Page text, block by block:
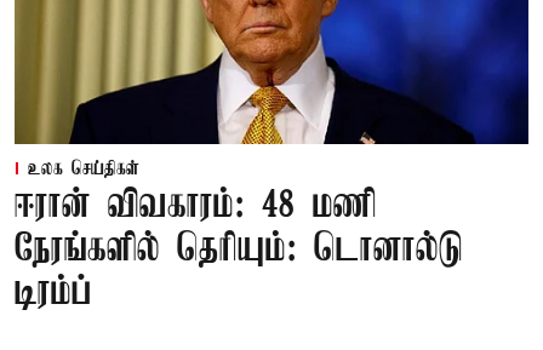
உலக செய்திகள்
ஈரான் விவகாரம்: 48 மணி
நேரங்களில் தெரியும்: டொனால்டு
டிரம்ப்